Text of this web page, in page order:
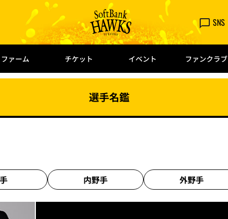
SNS
ファーム チケット イベント ファンクラブ
選手名鑑
内野手 外野手